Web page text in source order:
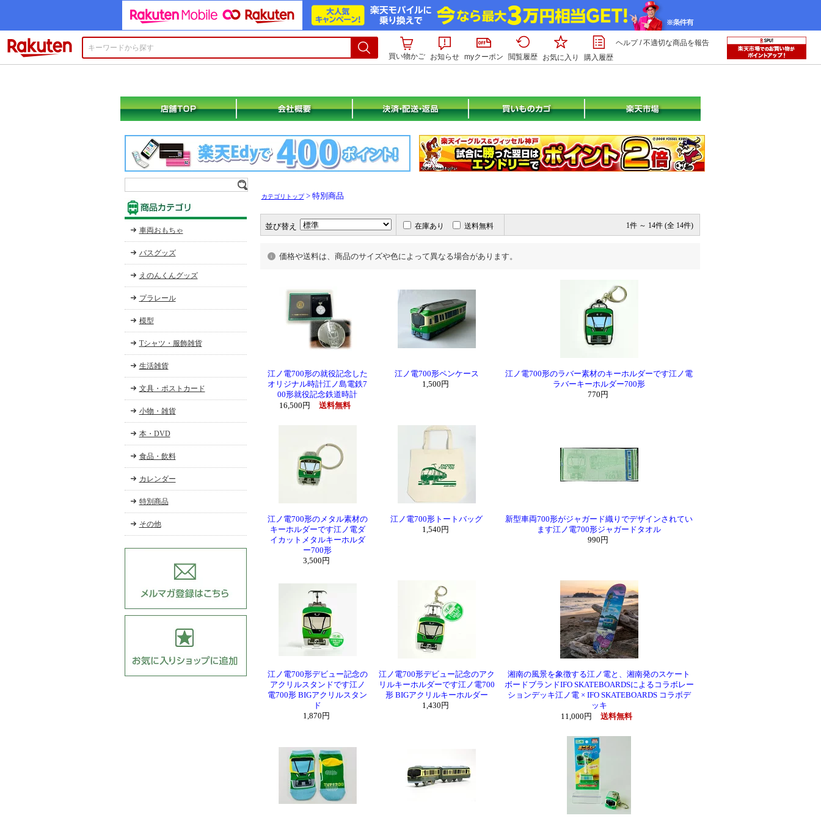
買い物かご
お知らせ myクーポン 閲覧履歴 お気に入り 購入履歴
ヘルプ/不適切な商品を報告
車両おもちゃ
バスグッズ
えのんくんグッズ
プラレール
模型
Tシャツ・服飾雑貨
生活雑貨
文具・ポストカード
小物・雑貨
本・DVD
食品・飲料
カレンダー
特別商品
その他
カテゴリトップ> 特別商品
並び替え 在庫あり 送料無料 1件 ～ 14件 (全 14件)
価格や送料は、商品のサイズや色によって異なる場合があります。
江ノ電700形の就役記念した
オリジナル時計江ノ島電鉄7
00形就役記念鉄道時計
16,500円
送料無料
江ノ電700形ペンケース
1,500円
江ノ電700形のラバー素材のキーホルダーです江ノ電
ラバーキーホルダー700形
770円
江ノ電700形のメタル素材の
キーホルダーです江ノ電ダ
イカットメタルキーホルダ
ー700形
3,500円
江ノ電700形トートバッグ
1,540円
新型車両700形がジャガード織りでデザインされてい
ます江ノ電700形ジャガードタオル
990円
江ノ電700形デビュー記念の
アクリルスタンドです江ノ
電700形 BIGアクリルスタン
ド
1,870円
江ノ電700形デビュー記念のアク
リルキーホルダーです江ノ電700
形 BIGアクリルキーホルダー
1,430円
湘南の風景を象徴する江ノ電と、湘南発のスケート
ボードブランドIFO SKATEBOARDSによるコラボレー
ションデッキ江ノ電 × IFO SKATEBOARDS コラボデ
ッキ
11,000円
送料無料